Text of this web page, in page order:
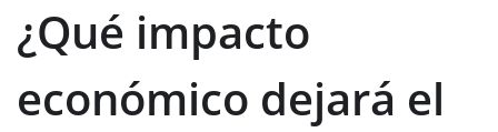
¿Qué impacto
económico dejará el